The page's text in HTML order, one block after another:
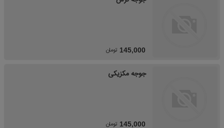
145,000 تومان
جوجه مکزیکی
145,000 تومان